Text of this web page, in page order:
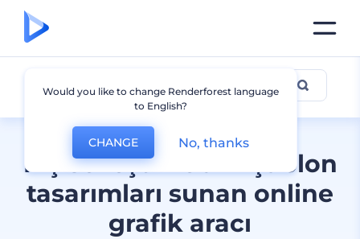
Kişiselleştirilebilir şablon
tasarımları sunan online
grafik aracı
Tüm tasarımlar
Would you like to change Renderforest language
to English?
CHANGE No, thanks